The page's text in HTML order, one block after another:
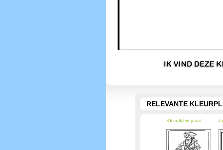
RELEVANTE
Kleurplaten piraat